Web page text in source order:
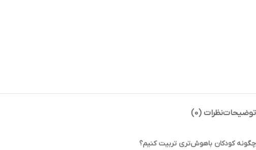
توضیحاتنظرات (0)
چگونه کودکان باهوش‌تری تربیت کنیم؟